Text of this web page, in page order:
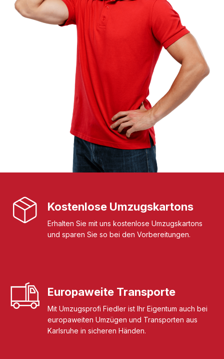
Kostenlose Umzugskartons
Erhalten Sie mit uns kostenlose Umzugskartons
und sparen Sie so bei den Vorbereitungen.
Europaweite Transporte
Mit Umzugsprofi Fiedler ist Ihr Eigentum auch bei
europaweiten Umzügen und Transporten aus
Karlsruhe in sicheren Händen.